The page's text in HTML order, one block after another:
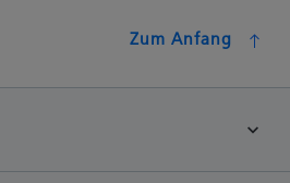
Zum Anfang